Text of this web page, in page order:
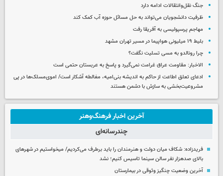
جنگ نقل‌وانتقالات ادامه دارد
ظرفیت دانشجویان می‌تواند به حل مسائل حوزه آب کمک کند
مهاجم پرسپولیسی به آفریقا رفت
بلیط ۱۹ میلیونی هواپیما در مسیر تهران مشهد
چرا رونالدو به مسی تسلیت نگفت؟
الاخبار: مقاومت عراق غرامت نمی‌گیرد و پاسخ به عربستان حتمی است
ادعای تعلق اطاعت از حاکم به اندیشه بنی‌امیه، مغالطه آشکار است/ اموی‌مسلک‌ها در پی
مشروعیت‌بخشی به سازش با دشمن هستند
آخرین اخبار فرهنگ‌وهنر
چندرسانه‌ای
فریدزاده: شکاف میان دولت و هنرمندان را باید برطرف می‌کردیم/ میخواستیم در شهرهای
بالای صدهزار نفر سالن سینما تاسیس کنیم؛ نشد
آخرین وضعیت چنگیز وثوقی در بیمارستان